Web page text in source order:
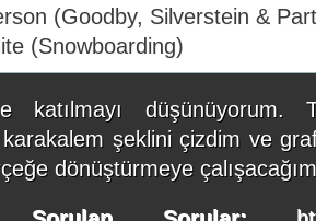
(Goodby, Silverstein &
(Snowboarding)
katılmayı düşünüyorum.
karakalem şeklini çizdim ve
dönüştürmeye